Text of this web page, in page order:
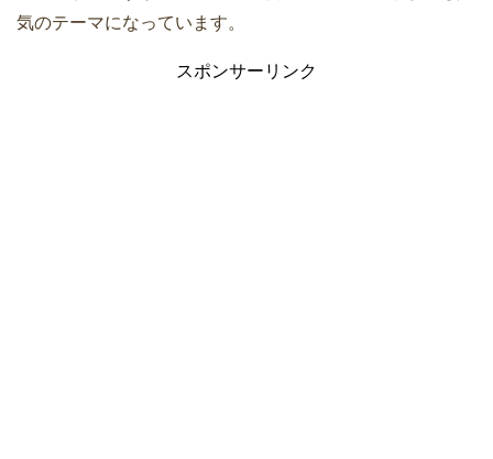
気のテーマになっています。
スポンサーリンク